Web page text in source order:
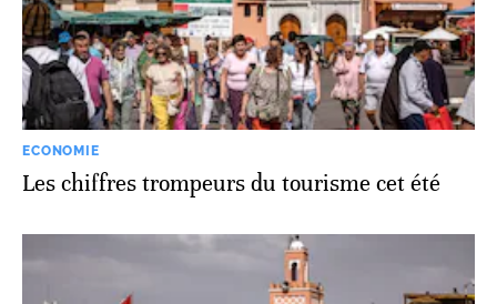
ECONOMIE
Les chiffres trompeurs du tourisme cet été